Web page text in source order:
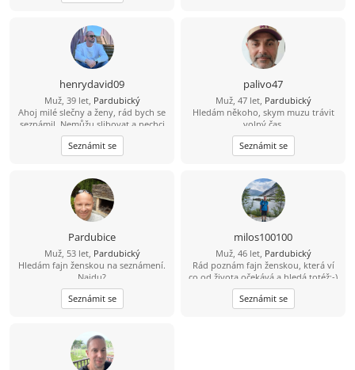
henrydavid09
Muž, 39 let, Pardubický
Ahoj milé slečny a ženy, rád bych se
seznámil. Nemůžu slibovat a nechci
hory doly a modré z nebes. To, jaký
vztah se časem vyvine, ukáže až
osobní schůzka a čas. Jsem
možná o něco víc, než je normální.
Rád jezdím a trávím čas u vody,
paddleboard mám v oblibě atd.
Mám rád procházky, výlety autem,
případně bych rád někdy i
zakempoval a podle možností
přenocoval v přírodě v autě. Mám
rád hudbu, ta mi dává energii. Z
filmů mě baví sci-fi, fantasy,
dobrodružné a podle skutečné
události – zkrátka asi všechno kromě
budu rád. Zatím ahoj ????
Seznámit se
palivo47
Muž, 47 let, Pardubický
Hledám někoho, skym muzu trávit
,volný čas..
Seznámit se
Pardubice
Muž, 53 let, Pardubický
Hledám fajn ženskou na seznámení.
Najdu?
Seznámit se
milos100100
Muž, 46 let, Pardubický
Rád poznám fajn ženskou, která ví
co od života očekává a hledá totéž:-)
Seznámit se